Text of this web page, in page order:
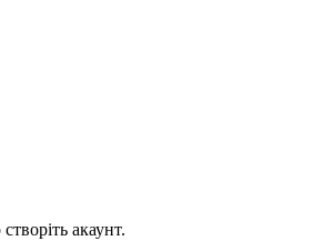
акаунт.